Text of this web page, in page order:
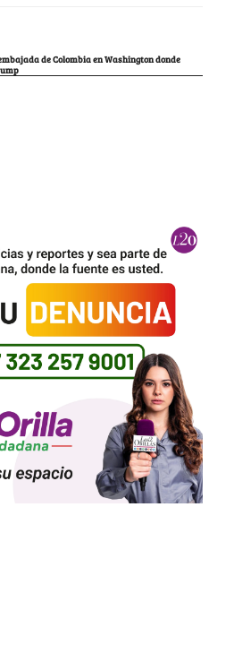
de Colombia en Washington donde